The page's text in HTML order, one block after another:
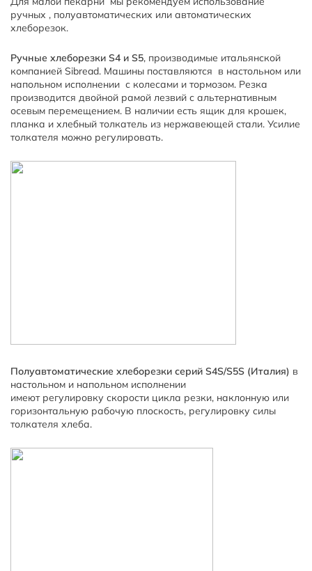
ручных , полуавтоматических или автоматических
хлеборезок.
Ручные хлеборезки S4 и S5, производимые итальянской
компанией Sibread. Машины поставляются в настольном или
напольном исполнении с колесами и тормозом. Резка
производится двойной рамой лезвий с альтернативным
осевым перемещением. В наличии есть ящик для крошек,
планка и хлебный толкатель из нержавеющей стали. Усилие
толкателя можно регулировать.
Полуавтоматические хлеборезки серий S4S/S5S (Италия) в
настольном и напольном исполнении
имеют регулировку скорости цикла резки, наклонную или
горизонтальную рабочую плоскость, регулировку силы
толкателя хлеба.